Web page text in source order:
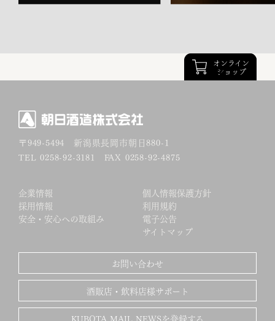
オンライン
ショップ
〒949-5494 新潟県長岡市朝日880-1
TEL 0258-92-3181 FAX 0258-92-4875
企業情報
採用情報
安全・安心への取組み
個人情報保護方針
利用規約
電子公告
サイトマップ
お問い合わせ
酒販店・飲料店様サポート
KUBOTA MAIL NEWSを登録する
オンライン
ショップ